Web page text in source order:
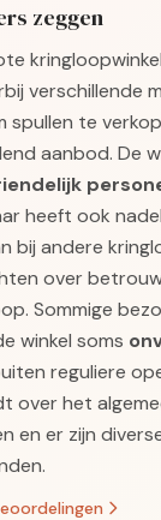
zeggen
verschillende
spullen te
aanbod. De
heeft ook
bij andere
over
Sommige
winkel soms
reguliere
over het
en er zijn